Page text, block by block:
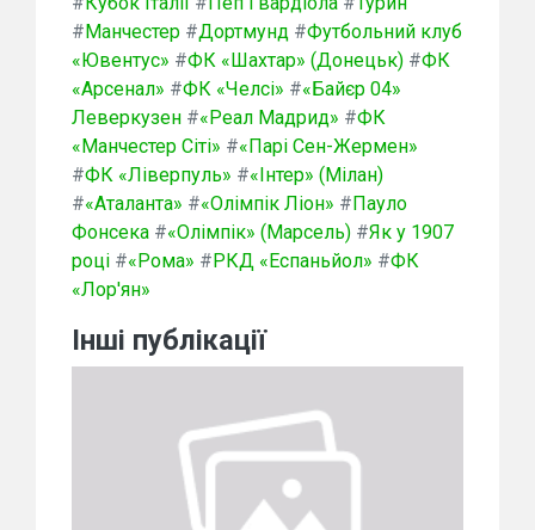
#Манчестер #Дортмунд #Футбольний клуб
«Ювентус» #ФК «Шахтар» (Донецьк) #ФК
«Арсенал» #ФК «Челсі» #«Байєр 04»
Леверкузен #«Реал Мадрид» #ФК
«Манчестер Сіті» #«Парі Сен-Жермен»
#ФК «Ліверпуль» #«Інтер» (Мілан)
#«Аталанта» #«Олімпік Ліон» #Пауло
Фонсека #«Олімпік» (Марсель) #Як у 1907
році #«Рома» #РКД «Еспаньйол» #ФК
«Лор'ян»
Інші публікації